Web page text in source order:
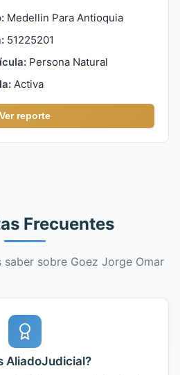
Medellin Para Antioquia
51225201
Persona Natural
Activa
Ver reporte
Frecuentes
sobre Goez Jorge Omar
AliadoJudicial?